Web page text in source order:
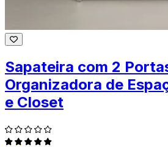
Sapateira com 2
Organizadora de
e Closet